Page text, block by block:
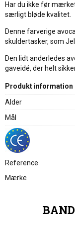
Har du ikke før
særligt bløde kvalitet.
Denne farverige
skuldertasker, som
Den lidt anderledes
gaveidé, der helt
Produkt information
Alder
Mål
Reference
Mærke